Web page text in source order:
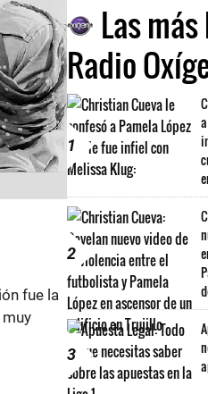
fue la
Las
Radio
1
2
3